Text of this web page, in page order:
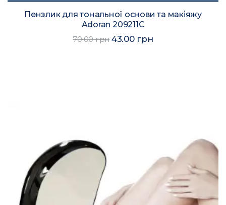
Пензлик для тональної основи та макіяжу
Adoran 209211C
70.00 грн 43.00 грн